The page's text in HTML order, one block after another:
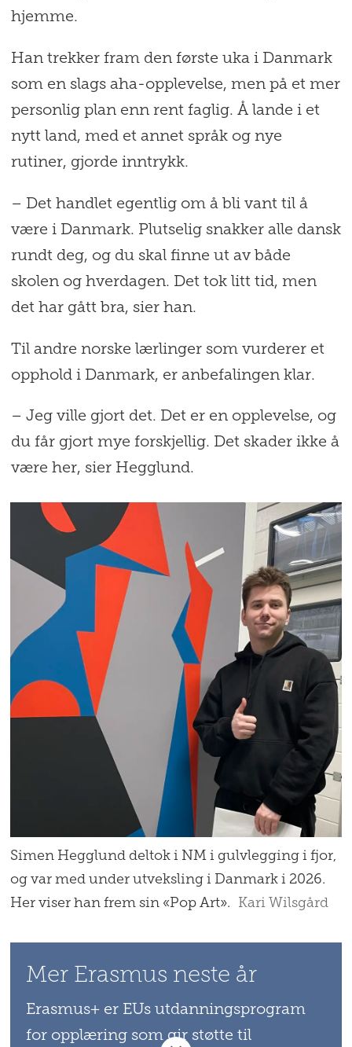
hjemme.
Han trekker fram den første uka i Danmark
som en slags aha-opplevelse, men på et mer
personlig plan enn rent faglig. Å lande i et
nytt land, med et annet språk og nye
rutiner, gjorde inntrykk.
– Det handlet egentlig om å bli vant til å
være i Danmark. Plutselig snakker alle dansk
rundt deg, og du skal finne ut av både
skolen og hverdagen. Det tok litt tid, men
det har gått bra, sier han.
Til andre norske lærlinger som vurderer et
opphold i Danmark, er anbefalingen klar.
– Jeg ville gjort det. Det er en opplevelse, og
du får gjort mye forskjellig. Det skader ikke å
være her, sier Hegglund.
Simen Hegglund deltok i NM i gulvlegging i fjor,
og var med under utveksling i Danmark i 2026.
Her viser han frem sin «Pop Art».
Kari Wilsgård
Mer Erasmus neste år
Erasmus+ er EUs utdanningsprogram
for opplæring som gir støtte til